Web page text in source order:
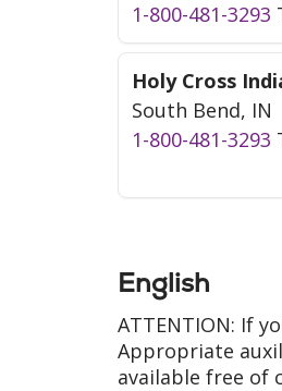
1-800-481-3293
Holy Cross
South Bend, IN
1-800-481-3293
English
ATTENTION: If
Appropriate
available free of